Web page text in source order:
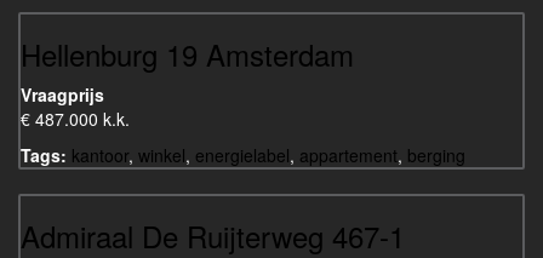
Hellenburg 19 Amsterdam
Vraagprijs
€ 487.000 k.k.
Tags: kantoor, winkel, energielabel, appartement, berging
Admiraal De Ruijterweg 467-1